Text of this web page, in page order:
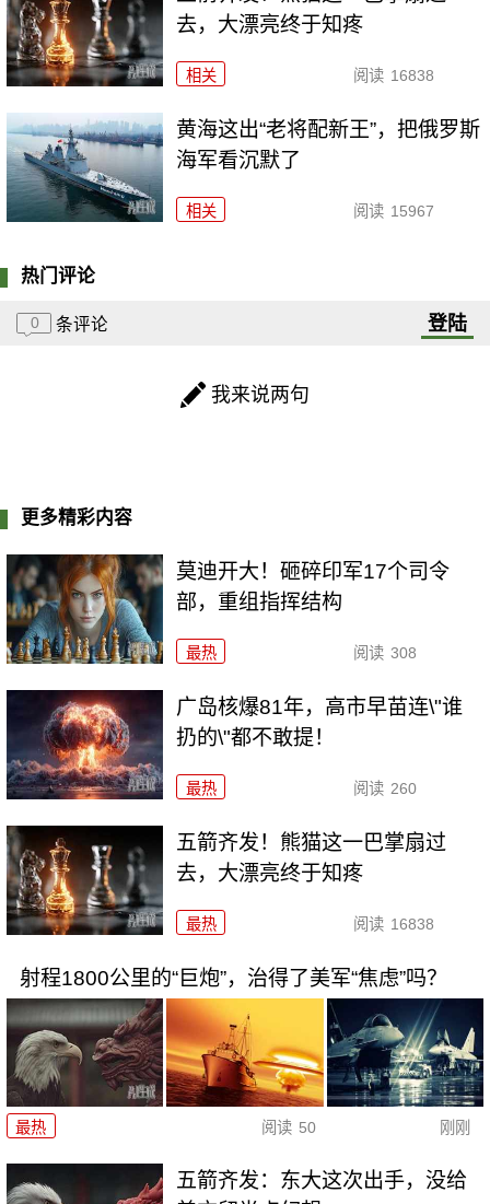
去，大漂亮终于知疼
相关 阅读 16838
黄海这出“老将配新王”，把俄罗斯
海军看沉默了
相关 阅读 15967
热门评论
0 条评论 登陆
我来说两句
更多精彩内容
莫迪开大！砸碎印军17个司令
部，重组指挥结构
最热 阅读 308
广岛核爆81年，高市早苗连\"谁
扔的\"都不敢提！
最热 阅读 260
五箭齐发！熊猫这一巴掌扇过
去，大漂亮终于知疼
最热 阅读 16838
射程1800公里的“巨炮”，治得了美军“焦虑”吗？
最热 阅读 50 刚刚
五箭齐发：东大这次出手，没给